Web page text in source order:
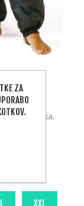
podobleka.
ZA